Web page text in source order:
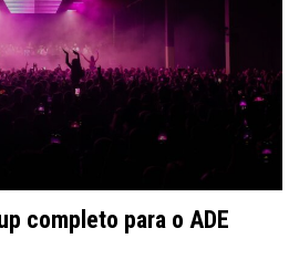
completo para o ADE